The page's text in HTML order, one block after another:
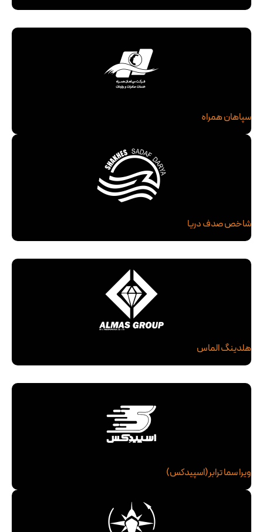
سپاهان همراه
شاخص صدف دریا
هلدینگ الماس
ویرا سما ترابر(اسپیدکس)